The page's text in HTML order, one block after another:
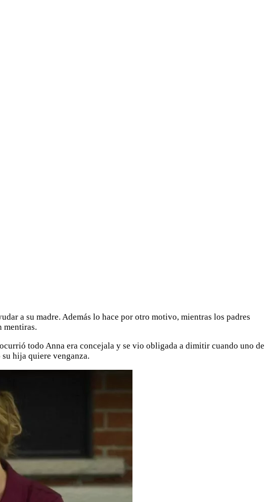
a su madre. Además lo hace por otro motivo, mientras los padres
mentiras.
todo Anna era concejala y se vio obligada a dimitir cuando uno de
hija quiere venganza.